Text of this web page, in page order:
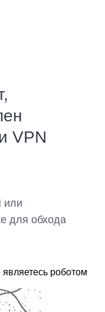
VPN
или
для обхода
роботом